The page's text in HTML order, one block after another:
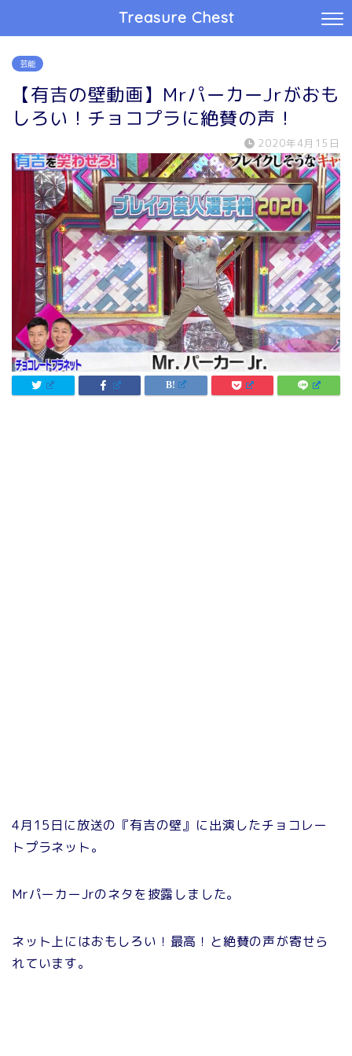
Treasure Chest
芸能
【有吉の壁動画】MrパーカーJrがおも
しろい！チョコプラに絶賛の声！
2020年4月15日
4月15日に放送の『有吉の壁』に出演したチョコレー
トプラネット。
MrパーカーJrのネタを披露しました。
ネット上にはおもしろい！最高！と絶賛の声が寄せら
れています。